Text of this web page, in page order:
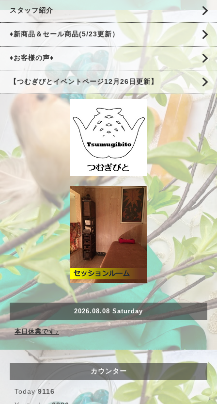
スタッフ紹介
♦新商品＆セール商品(5/23更新）
♦お客様の声♦
【つむぎびとイベントページ12月26日更新】
2026.08.08 Saturday
本日休業です♪
カウンター
Today9116